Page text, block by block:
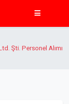
Şti. Personel Alımı